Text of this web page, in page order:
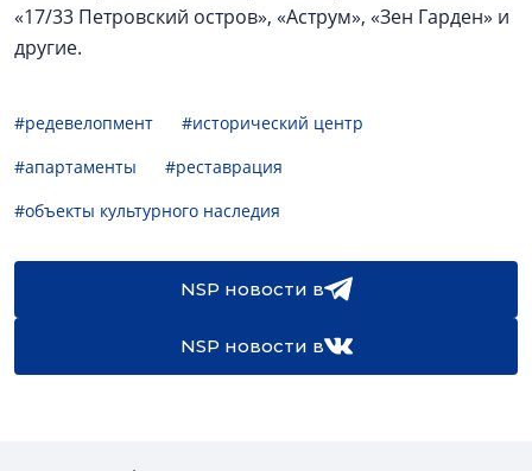
«17/33 Петровский остров», «Аструм», «Зен Гарден» и
другие.
#редевелопмент
#исторический центр
#апартаменты
#реставрация
#объекты культурного наследия
NSP новости в
NSP новости в